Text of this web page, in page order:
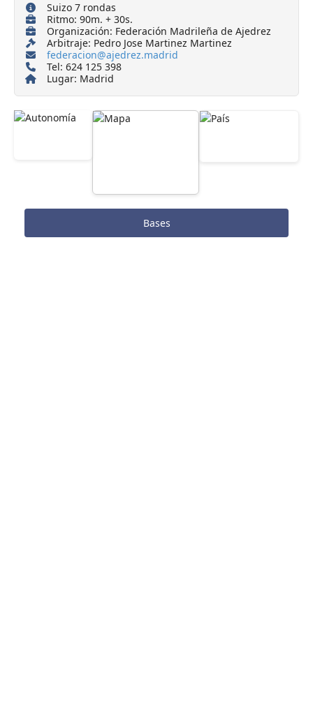
Suizo 7 rondas
Ritmo: 90m. + 30s.
Organización: Federación Madrileña de Ajedrez
Arbitraje: Pedro Jose Martinez Martinez
federacion@ajedrez.madrid
Tel: 624 125 398
Lugar: Madrid
Bases